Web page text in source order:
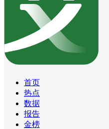
首页
热点
数据
报告
金榜